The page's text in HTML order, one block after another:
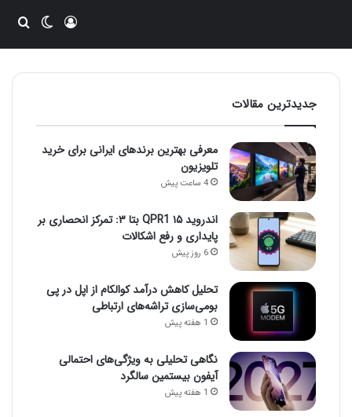
ورودتغییر
جدیدترین مقالات
معرفی بهترین برندهای ایرانی برای خرید
تلویزیون
4 ساعت پیش
اندروید ۱۵ QPR1 بتا ۳: تمرکز انحصاری بر
پایداری و رفع اشکالات
6 روز پیش
تحلیل کاهش درآمد کوالکام از اپل در پی
بومی‌سازی تراشه‌های ارتباطی
1 هفته پیش
نگاهی تحلیلی به ویژگی‌های احتمالی
آیفون بیستمین سالگرد
1 هفته پیش